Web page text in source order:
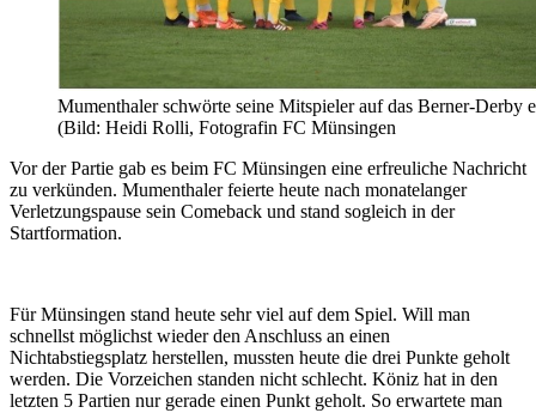
Mumenthaler schwörte seine Mitspieler auf das Berner-Derby
(Bild: Heidi Rolli, Fotografin FC Münsingen
Vor der Partie gab es beim FC Münsingen eine erfreuliche Nachricht
zu verkünden. Mumenthaler feierte heute nach monatelanger
Verletzungspause sein Comeback und stand sogleich in der
Startformation.
Für Münsingen stand heute sehr viel auf dem Spiel. Will man
schnellst möglichst wieder den Anschluss an einen
Nichtabstiegsplatz herstellen, mussten heute die drei Punkte geholt
werden. Die Vorzeichen standen nicht schlecht. Köniz hat in den
letzten 5 Partien nur gerade einen Punkt geholt. So erwartete man